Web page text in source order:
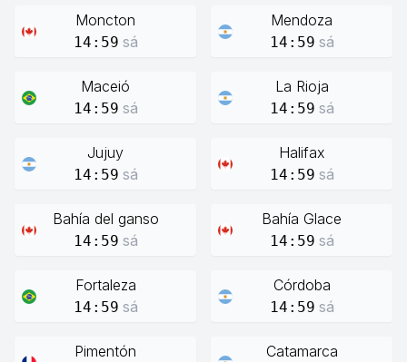
Moncton
14:59 sá
Mendoza
14:59 sá
Maceió
14:59 sá
La Rioja
14:59 sá
Jujuy
14:59 sá
Halifax
14:59 sá
Bahía del ganso
14:59 sá
Bahía Glace
14:59 sá
Fortaleza
14:59 sá
Córdoba
14:59 sá
Pimentón Catamarca